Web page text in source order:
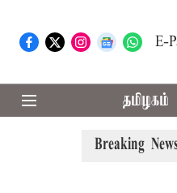
E-
தமிழகம்
Breaking
முன்னாள்